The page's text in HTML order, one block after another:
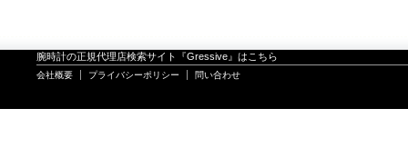
腕時計の正規代理店検索サイト『Gressive』はこちら
会社概要 プライバシーポリシー 問い合わせ